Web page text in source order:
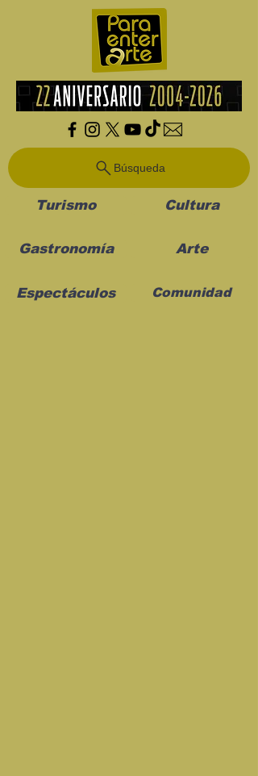
Búsqueda
Turismo Cultura
Gastronomía Arte
Espectáculos Comunidad